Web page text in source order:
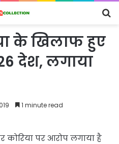
के खिलाफ हुए
देश, लगाया
1 minute read
कोरिया पर आरोप लगाया है